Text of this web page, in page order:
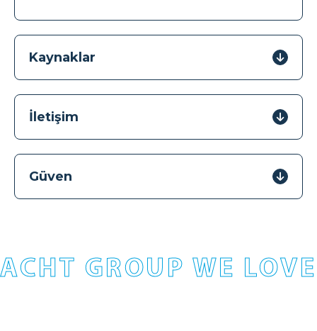
Kaynaklar
İletişim
Güven
GROUP WE